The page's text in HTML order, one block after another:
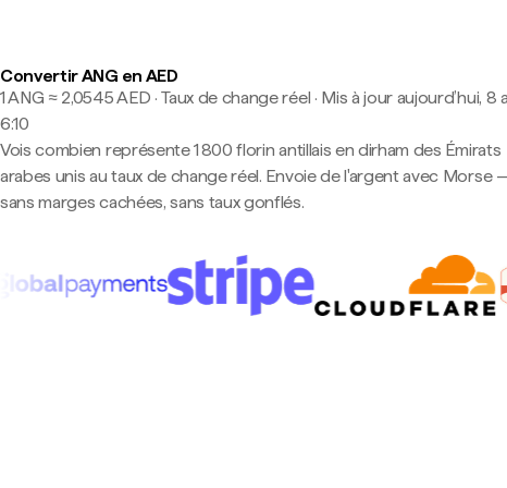
Convertir ANG en AED
1 ANG ≈ 2,0545 AED · Taux de change réel · Mis à jour aujourd’hui, 8
6:10
Vois combien représente 1 800 florin antillais en dirham des Émirats
arabes unis au taux de change réel. Envoie de l'argent avec Morse
sans marges cachées, sans taux gonflés.